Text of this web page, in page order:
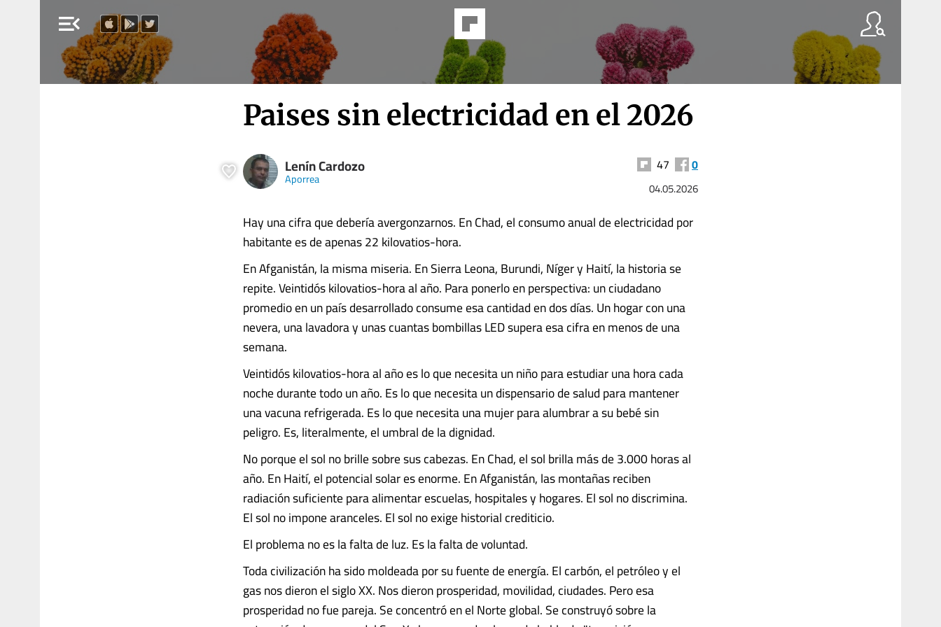
menu_open
Paises sin electricidad en el 2026
Lenín Cardozo
Aporrea
47 0
04.05.2026
Hay una cifra que debería avergonzarnos. En Chad, el consumo anual de electricidad por
habitante es de apenas 22 kilovatios-hora.
En Afganistán, la misma miseria. En Sierra Leona, Burundi, Níger y Haití, la historia se
repite. Veintidós kilovatios-hora al año. Para ponerlo en perspectiva: un ciudadano
promedio en un país desarrollado consume esa cantidad en dos días. Un hogar con una
nevera, una lavadora y unas cuantas bombillas LED supera esa cifra en menos de una
semana.
Veintidós kilovatios-hora al año es lo que necesita un niño para estudiar una hora cada
noche durante todo un año. Es lo que necesita un dispensario de salud para mantener
una vacuna refrigerada. Es lo que necesita una mujer para alumbrar a su bebé sin
peligro. Es, literalmente, el umbral de la dignidad.
No porque el sol no brille sobre sus cabezas. En Chad, el sol brilla más de 3.000 horas al
año. En Haití, el potencial solar es enorme. En Afganistán, las montañas reciben
radiación suficiente para alimentar escuelas, hospitales y hogares. El sol no discrimina.
El sol no impone aranceles. El sol no exige historial crediticio.
El problema no es la falta de luz. Es la falta de voluntad.
Toda civilización ha sido moldeada por su fuente de energía. El carbón, el petróleo y el
gas nos dieron el siglo XX. Nos dieron prosperidad, movilidad, ciudades. Pero esa
prosperidad no fue pareja. Se concentró en el Norte global. Se construyó sobre la